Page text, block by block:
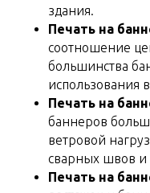
здания.
Печать на
соотношение
большинства
использования
Печать на
баннеров
ветровой
сварных швов и
Печать на